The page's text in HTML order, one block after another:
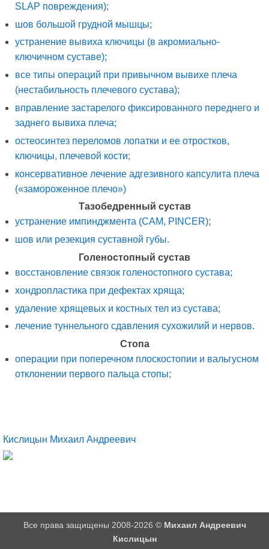
SLAP повреждения);
шов большой грудной мышцы;
устранение вывиха ключицы (в акромиально-
ключичном суставе);
все типы операций при привычном вывихе плеча
(нестабильность плечевого сустава);
вправление застарелого фиксированного переднего и
заднего вывиха плеча;
остеосинтез переломов лопатки и ее отростков,
ключицы, плечевой кости;
консервативное лечение адгезивного капсулита плеча
(«замороженное плечо»)
Тазобедренный сустав
устранение импинджмента (CAM, PINCER);
шов или резекция суставной губы.
Голеностопный сустав
восстановление связок голеностопного сустава;
хондропластика при дефектах хряща;
удаление хрящевых и костных тел из сустава;
лечение туннельного сдавления сухожилий и нервов.
Стопа
операции при поперечном плоскостопии и вальгусном
отклонении первого пальца стопы;
Кислицын Михаил Андреевич
Все права защищены 2008-2026 © Михаил Андреевич
Кислицын